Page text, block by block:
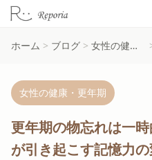
ホーム > ブログ > 女性の健康・更年期
女性の健康・更年期
更年期の物忘れは一
が引き起こす記憶力